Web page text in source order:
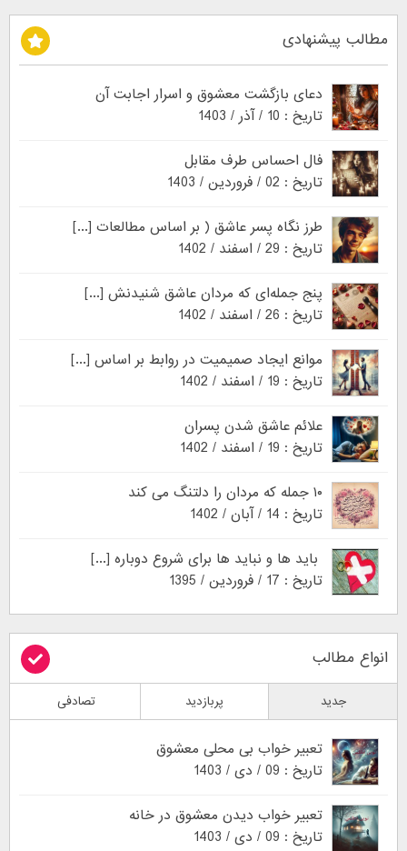
مطالب پیشنهادی
دعای بازگشت معشوق و اسرار اجابت آن
تاریخ : 10 / آذر / 1403
فال احساس طرف مقابل
تاریخ : 02 / فروردین / 1403
طرز نگاه پسر عاشق ( بر اساس مطالعات [...]
تاریخ : 29 / اسفند / 1402
پنج جمله‌ای که مردان عاشق شنیدنش [...]
تاریخ : 26 / اسفند / 1402
موانع ایجاد صمیمیت در روابط بر اساس [...]
تاریخ : 19 / اسفند / 1402
علائم عاشق شدن پسران
تاریخ : 19 / اسفند / 1402
۱۰ جمله که مردان را دلتنگ می کند
تاریخ : 14 / آبان / 1402
باید ها و نباید ها برای شروع دوباره [...]
تاریخ : 17 / فروردین / 1395
انواع مطالب
جدید پربازدید تصادفی
تعبیر خواب بی محلی معشوق
تاریخ : 09 / دی / 1403
تعبیر خواب دیدن معشوق در خانه
تاریخ : 09 / دی / 1403